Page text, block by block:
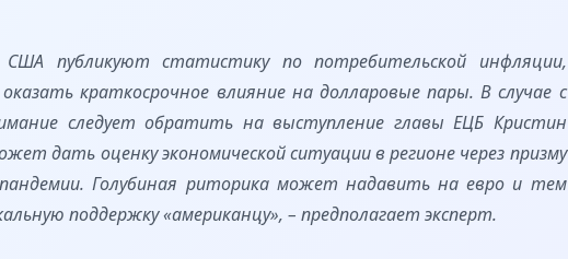
США публикуют статистику по потребительской инфляции,
краткосрочное влияние на долларовые пары. В случае с
следует обратить на выступление главы ЕЦБ Кристин
дать оценку экономической ситуации в регионе через призму
Голубиная риторика может надавить на евро и тем
поддержку «американцу», – предполагает эксперт.